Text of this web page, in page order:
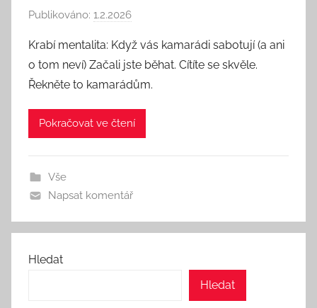
Publikováno: 1.2.2026
t
o
r
:
S
A
d
Krabí mentalita: Když vás kamarádi sabotují (a ani
o tom neví) Začali jste běhat. Cítíte se skvěle.
Řekněte to kamarádům.
Pokračovat ve čtení
Vše
Napsat komentář
Hledat
Hledat